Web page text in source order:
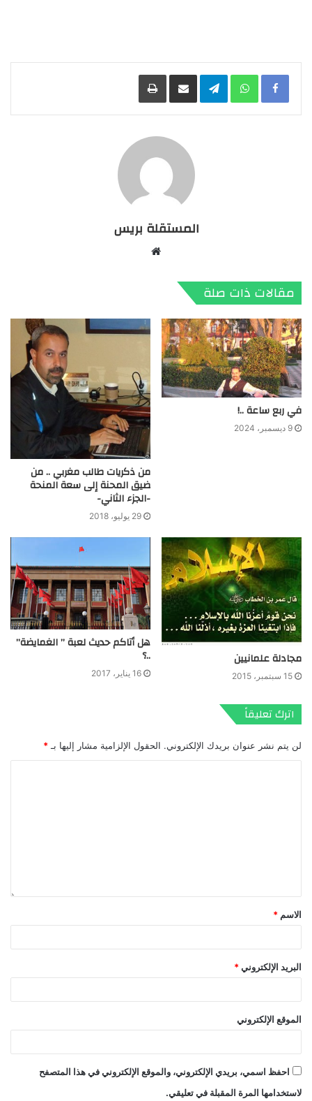
Facebook
WhatsApp
Telegramمشاركة عبر البريد طباعة
المستقلة بريس
مقالات ذات صلة
في ربع ساعة ..!
9 ديسمبر، 2024
من ذكريات طالب مغربي .. من
ضيق المحنة إلى سعة المنحة
-الجزء الثاني-
29 يوليو، 2018
مجادلة علمانيين
15 سبتمبر، 2015
هل أتاكم حديث لعبة ” الغمايضة”
..؟
16 يناير، 2017
اترك تعليقاً
لن يتم نشر عنوان بريدك الإلكتروني. الحقول الإلزامية مشار إليها بـ *
الاسم *
البريد الإلكتروني *
الموقع الإلكتروني
احفظ اسمي، بريدي الإلكتروني، والموقع الإلكتروني في هذا المتصفح
لاستخدامها المرة المقبلة في تعليقي.